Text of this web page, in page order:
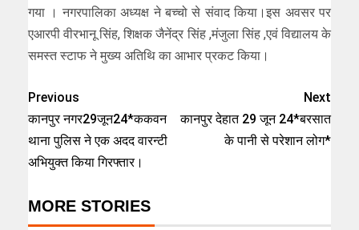
गया । नगरपालिका अध्यक्ष ने बच्चो से संवाद किया।इस अवसर पर
एआरपी वीरभानू सिंह, शिक्षक जैनेंद्र सिंह ,मंजुला सिंह ,एवं विद्यालय के
समस्त स्टाफ ने मुख्य अतिथि का आभार प्रकट किया।
Previous
कानपुर नगर29जून24*ककवन
थाना पुलिस ने एक अदद वारन्टी
अभियुक्त किया गिरफ्तार।
Next
कानपुर देहात 29 जून 24*बरसात
के पानी से परेशान लोग*
MORE STORIES